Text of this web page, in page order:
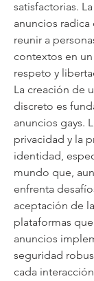
satisfactorias.
anuncios radica
reunir a
contextos en
respeto y
La creación de
discreto es
anuncios gays.
privacidad y la
identidad,
mundo que,
enfrenta
aceptación de
plataformas
anuncios
seguridad
cada